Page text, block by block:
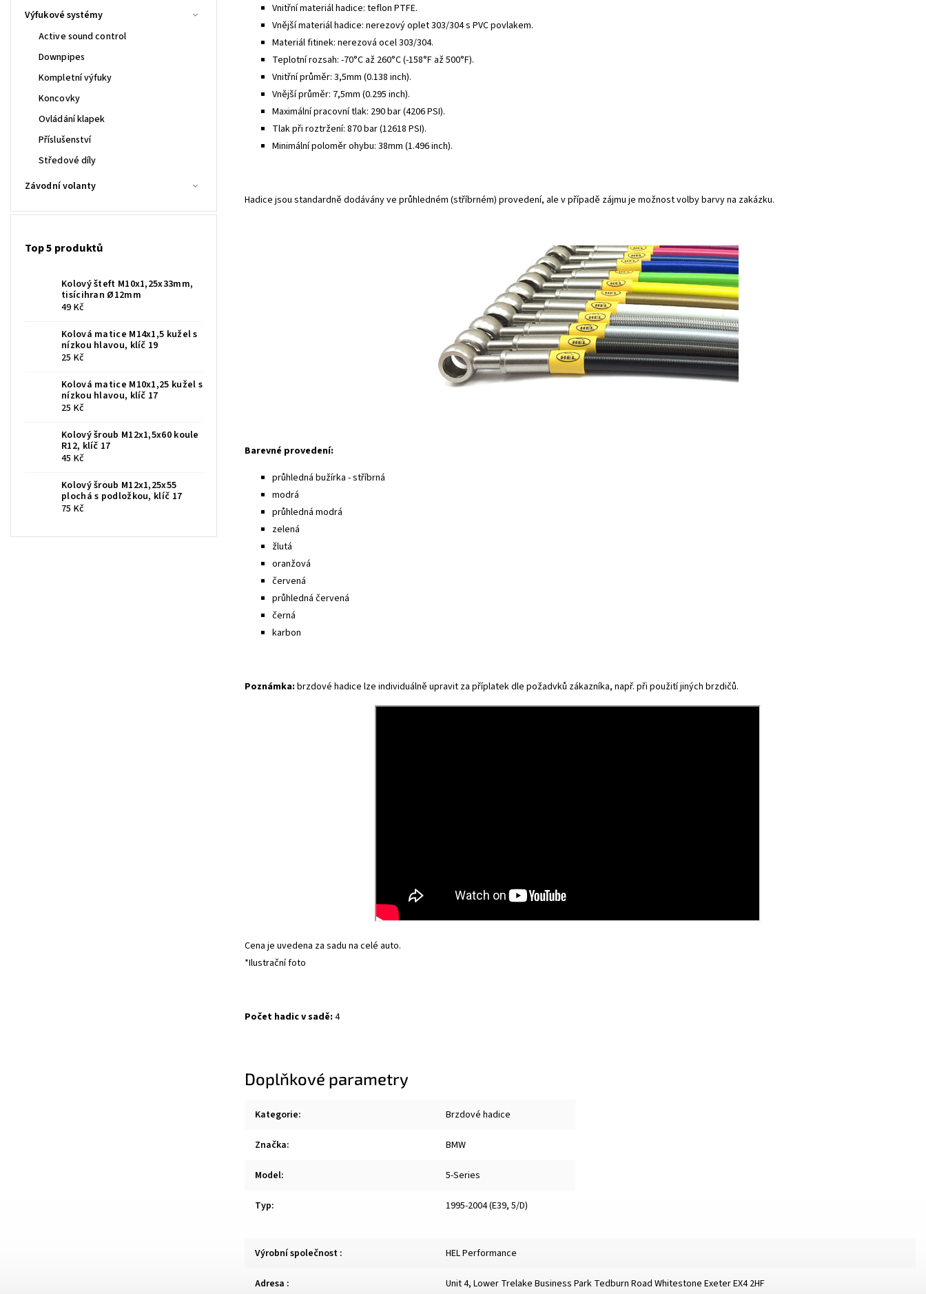
Výfukové systémy
Active sound control
Downpipes
Kompletní výfuky
Koncovky
Ovládání klapek
Příslušenství
Středové díly
Závodní volanty
Top 5 produktů
Kolový šteft M10x1,25x33mm,
tisícihran Ø12mm
49 Kč
Kolová matice M14x1,5 kužel s
nízkou hlavou, klíč 19
25 Kč
Kolová matice M10x1,25 kužel s
nízkou hlavou, klíč 17
25 Kč
Kolový šroub M12x1,5x60 koule
R12, klíč 17
45 Kč
Kolový šroub M12x1,25x55
plochá s podložkou, klíč 17
75 Kč
Vnitřní materiál hadice: teflon PTFE.
Vnější materiál hadice: nerezový oplet 303/304 s PVC povlakem.
Materiál fitinek: nerezová ocel 303/304.
Teplotní rozsah: -70°C až 260°C (-158°F až 500°F).
Vnitřní průměr: 3,5mm (0.138 inch).
Vnější průměr: 7,5mm (0.295 inch).
Maximální pracovní tlak: 290 bar (4206 PSI).
Tlak při roztržení: 870 bar (12618 PSI).
Minimální poloměr ohybu: 38mm (1.496 inch).
Hadice jsou standardně dodávány ve průhledném (stříbrném) provedení, ale v případě zájmu je možnost volby barvy na zakázku.
Barevné provedení:
průhledná bužírka - stříbrná
modrá
průhledná modrá
zelená
žlutá
oranžová
červená
průhledná červená
černá
karbon
Poznámka: brzdové hadice lze individuálně upravit za příplatek dle požadvků zákazníka, např. při použití jiných brzdičů.
Cena je uvedena za sadu na celé auto.
*Ilustrační foto
Počet hadic v sadě: 4
Doplňkové parametry
Kategorie: Brzdové hadice
Značka: BMW
Model: 5-Series
Typ: 1995-2004 (E39, 5/D)
Výrobní společnost : HEL Performance
Adresa : Unit 4, Lower Trelake Business Park Tedburn Road Whitestone Exeter EX4 2HF